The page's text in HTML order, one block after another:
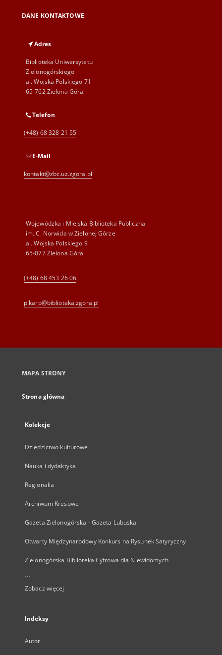
DANE KONTAKTOWE
Adres
Biblioteka Uniwersytetu
Zielonogórskiego
al. Wojska Polskiego 71
65-762 Zielona Góra
Telefon
(+48) 68 328 21 55
E-Mail
kontakt@zbc.uz.zgora.pl
Wojewódzka i Miejska Biblioteka Publiczna
im. C. Norwida w Zielonej Górze
al. Wojska Polskiego 9
65-077 Zielona Góra
(+48) 68 453 26 06
p.karp@biblioteka.zgora.pl
MAPA STRONY
Strona główna
Kolekcje
Dziedzictwo kulturowe
Nauka i dydaktyka
Regionalia
Archiwum Kresowe
Gazeta Zielonogórska - Gazeta Lubuska
Otwarty Międzynarodowy Konkurs na Rysunek Satyryczny
Zielonogórska Biblioteka Cyfrowa dla Niewidomych
...
Zobacz więcej
Indeksy
Autor